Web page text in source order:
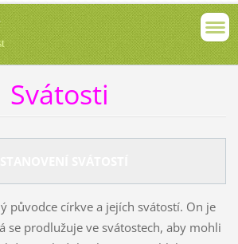
Svátosti
původce církve a jejích svátostí. On je
se prodlužuje ve svátostech, aby mohli